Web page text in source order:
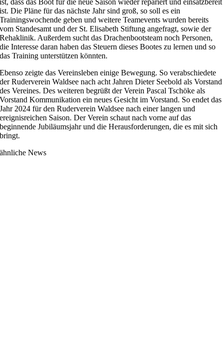
ist, dass das Boot für die neue Saison wieder repariert und einsatzbereit
ist. Die Pläne für das nächste Jahr sind groß, so soll es ein
Trainingswochende geben und weitere Teamevents wurden bereits
vom Standesamt und der St. Elisabeth Stiftung angefragt, sowie der
Rehaklinik. Außerdem sucht das Drachenbootsteam noch Personen,
die Interesse daran haben das Steuern dieses Bootes zu lernen und so
das Training unterstützen könnten.
Ebenso zeigte das Vereinsleben einige Bewegung. So verabschiedete
der Ruderverein Waldsee nach acht Jahren Dieter Seebold als Vorstand
des Vereines. Des weiteren begrüßt der Verein Pascal Tschöke als
Vorstand Kommunikation ein neues Gesicht im Vorstand. So endet das
Jahr 2024 für den Ruderverein Waldsee nach einer langen und
ereignisreichen Saison. Der Verein schaut nach vorne auf das
beginnende Jubiläumsjahr und die Herausforderungen, die es mit sich
bringt.
ähnliche News